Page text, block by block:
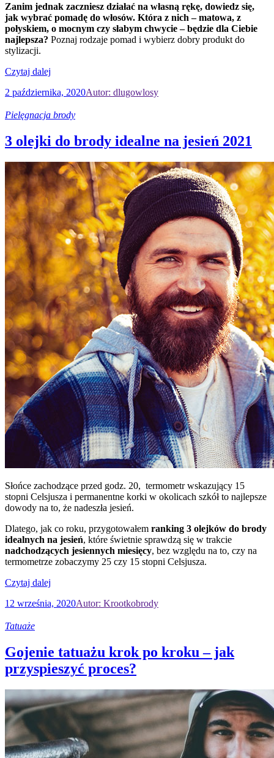
Zanim jednak zaczniesz działać na własną rękę, dowiedz się,
jak wybrać pomadę do włosów. Która z nich – matowa, z
połyskiem, o mocnym czy słabym chwycie – będzie dla Ciebie
najlepsza? Poznaj rodzaje pomad i wybierz dobry produkt do
stylizacji.
Czytaj dalej
2 października, 2020Autor: dlugowlosy
Pielęgnacja brody
3 olejki do brody idealne na jesień 2021
Słońce zachodzące przed godz. 20, termometr wskazujący 15
stopni Celsjusza i permanentne korki w okolicach szkół to najlepsze
dowody na to, że nadeszła jesień.
Dlatego, jak co roku, przygotowałem ranking 3 olejków do brody
idealnych na jesień, które świetnie sprawdzą się w trakcie
nadchodzących jesiennych miesięcy, bez względu na to, czy na
termometrze zobaczymy 25 czy 15 stopni Celsjusza.
Czytaj dalej
12 września, 2020Autor: Krootkobrody
Tatuaże
Gojenie tatuażu krok po kroku – jak
przyspieszyć proces?